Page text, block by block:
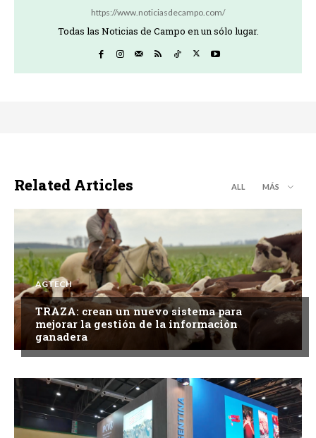
https://www.noticiasdecampo.com/
Todas las Noticias de Campo en un sólo lugar.
Related Articles ALL MÁS
AGTECH
TRAZA: crean un nuevo sistema para
mejorar la gestión de la información
ganadera